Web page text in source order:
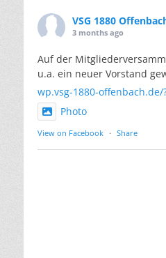
VSG 1880
3 months ago
Auf der
u.a. ein neuer Vorstand
wp.vsg-1880-offenbach.de/
Photo
View on Facebook · Share